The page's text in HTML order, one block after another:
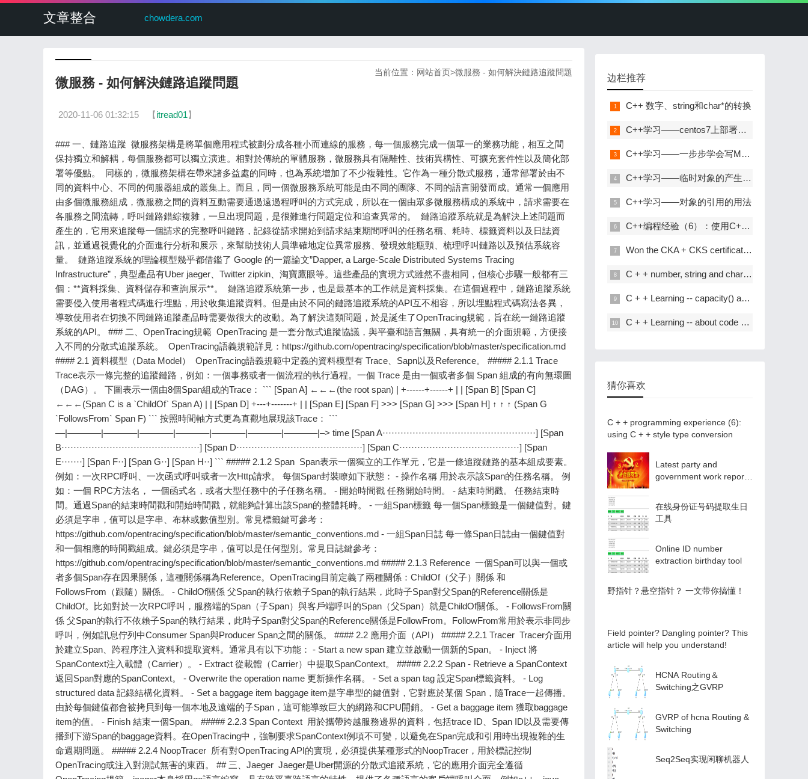
文章整合 chowdera.com
当前位置： 网站首页>微服務 - 如何解決鏈路追蹤問題
微服務 - 如何解決鏈路追蹤問題
2020-11-06 01:32:15 【itread01】
### 一、鏈路追蹤 ​ 微服務架構是將單個應用程式被劃分成各種小而連線的服務，每一個服務完成一個單一的業務功能，相互之間保持獨立和解耦，每個服務都可以獨立演進。相對於傳統的單體服務，微服務具有隔離性、技術異構性、可擴充套件性以及簡化部署等優點。 ​ 同樣的，微服務架構在帶來諸多益處的同時，也為系統增加了不少複雜性。它作為一種分散式服務，通常部署於由不同的資料中心、不同的伺服器組成的叢集上。而且，同一個微服務系統可能是由不同的團隊、不同的語言開發而成。通常一個應用由多個微服務組成，微服務之間的資料互動需要通過遠過程呼叫的方式完成，所以在一個由眾多微服務構成的系統中，請求需要在各服務之間流轉，呼叫鏈路錯綜複雜，一旦出現問題，是很難進行問題定位和追查異常的。 ​ 鏈路追蹤系統就是為解決上述問題而產生的，它用來追蹤每一個請求的完整呼叫鏈路，記錄從請求開始到請求結束期間呼叫的任務名稱、耗時、標籤資料以及日誌資訊，並通過視覺化的介面進行分析和展示，來幫助技術人員準確地定位異常服務、發現效能瓶頸、梳理呼叫鏈路以及預估系統容量。 ​ 鏈路追蹤系統的理論模型幾乎都借鑑了 Google 的一篇論文”Dapper, a Large-Scale Distributed Systems Tracing Infrastructure”，典型產品有Uber jaeger、Twitter zipkin、淘寶鷹眼等。這些產品的實現方式雖然不盡相同，但核心步驟一般都有三個：**資料採集、資料儲存和查詢展示**。 ​ 鏈路追蹤系統第一步，也是最基本的工作就是資料採集。在這個過程中，鏈路追蹤系統需要侵入使用者程式碼進行埋點，用於收集追蹤資料。但是由於不同的鏈路追蹤系統的API互不相容，所以埋點程式碼寫法各異，導致使用者在切換不同鏈路追蹤產品時需要做很大的改動。為了解決這類問題，於是誕生了OpenTracing規範，旨在統一鏈路追蹤系統的API。 ### 二、OpenTracing規範 ​ OpenTracing 是一套分散式追蹤協議，與平臺和語言無關，具有統一的介面規範，方便接入不同的分散式追蹤系統。 ​ OpenTracing語義規範詳見：https://github.com/opentracing/specification/blob/master/specification.md #### 2.1 資料模型（Data Model） ​ OpenTracing語義規範中定義的資料模型有 Trace、Sapn以及Reference。 ##### 2.1.1 Trace ​ Trace表示一條完整的追蹤鏈路，例如：一個事務或者一個流程的執行過程。一個 Trace 是由一個或者多個 Span 組成的有向無環圖（DAG）。 下圖表示一個由8個Span組成的Trace： ``` [Span A] ←←←(the root span) | +------+------+ | | [Span B] [Span C] ←←←(Span C is a `ChildOf` Span A) | | [Span D] +---+-------+ | | [Span E] [Span F] >>> [Span G] >>> [Span H] ↑ ↑ ↑ (Span G `FollowsFrom` Span F) ``` 按照時間軸方式更為直觀地展現該Trace： ``` ––|–––––––|–––––––|–––––––|–––––––|–––––––|–––––––|–––––––|–> time [Span A···················································] [Span B··············································] [Span D··········································] [Span C········································] [Span E·······] [Span F··] [Span G··] [Span H··] ``` ##### 2.1.2 Span ​ Span表示一個獨立的工作單元，它是一條追蹤鏈路的基本組成要素。例如：一次RPC呼叫、一次函式呼叫或者一次Http請求。 每個Span封裝瞭如下狀態： - 操作名稱 用於表示該Span的任務名稱。 例如：一個 RPC方法名， 一個函式名，或者大型任務中的子任務名稱。 - 開始時間戳 任務開始時間。 - 結束時間戳。 任務結束時間。通過Span的結束時間戳和開始時間戳，就能夠計算出該Span的整體耗時。 - 一組Span標籤 每一個Span標籤是一個鍵值對。鍵必須是字串，值可以是字串、布林或數值型別。常見標籤鍵可參考：https://github.com/opentracing/specification/blob/master/semantic_conventions.md - 一組Span日誌 每一條Span日誌由一個鍵值對和一個相應的時間戳組成。鍵必須是字串，值可以是任何型別。常見日誌鍵參考：https://github.com/opentracing/specification/blob/master/semantic_conventions.md ##### 2.1.3 Reference ​ 一個Span可以與一個或者多個Span存在因果關係，這種關係稱為Reference。OpenTracing目前定義了兩種關係：ChildOf（父子）關係 和 FollowsFrom（跟隨）關係。 - ChildOf關係 父Span的執行依賴子Span的執行結果，此時子Span對父Span的Reference關係是ChildOf。比如對於一次RPC呼叫，服務端的Span（子Span）與客戶端呼叫的Span（父Span）就是ChildOf關係。 - FollowsFrom關係 父Span的執行不依賴子Span的執行結果，此時子Span對父Span的Reference關係是FollowFrom。FollowFrom常用於表示非同步呼叫，例如訊息佇列中Consumer Span與Producer Span之間的關係。 #### 2.2 應用介面（API） ##### 2.2.1 Tracer ​ Tracer介面用於建立Span、跨程序注入資料和提取資料。通常具有以下功能： - Start a new span 建立並啟動一個新的Span。 - Inject 將SpanContext注入載體（Carrier）。 - Extract 從載體（Carrier）中提取SpanContext。 ##### 2.2.2 Span - Retrieve a SpanContext 返回Span對應的SpanContext。 - Overwrite the operation name 更新操作名稱。 - Set a span tag 設定Span標籤資料。 - Log structured data 記錄結構化資料。 - Set a baggage item baggage item是字串型的鍵值對，它對應於某個 Span，隨Trace一起傳播。由於每個鍵值都會被拷貝到每一個本地及遠端的子Span，這可能導致巨大的網路和CPU開銷。 - Get a baggage item 獲取baggage item的值。 - Finish 結束一個Span。 ##### 2.2.3 Span Context ​ 用於攜帶跨越服務邊界的資料，包括trace ID、Span ID以及需要傳播到下游Span的baggage資料。在OpenTracing中，強制要求SpanContext例項不可變，以避免在Span完成和引用時出現複雜的生命週期問題。 ##### 2.2.4 NoopTracer ​ 所有對OpenTracing API的實現，必須提供某種形式的NoopTracer，用於標記控制OpenTracing或注入對測試無害的東西。 ## 三、Jaeger ​ Jaeger是Uber開源的分散式追蹤系統，它的應用介面完全遵循OpenTracing規範。jaeger本身採用go語言編寫，具有跨平臺跨語言的特性，提供了各種語言的客戶端呼叫介面，例如c++、java、go、python、ruby、php、nodejs等。專案地址：https://github.com/jaegertracing #### 3.1 Jaeger元件 [外鏈圖片轉存失敗,源站可能有防盜鏈機制,建議將圖片儲存下來直接上傳(img-miLIEWHv-1604561903414)(https://i.loli.net/2020/04/13/bvTxdUkBRuawY1F.png)] - **jaeger-client** jaeger的客戶端程式碼庫，它實現了OpenTracing協議。當我們的應用程式將其裝配後，負責收集資料，併發送到jaeger-agent。**這是我們唯一需要編寫程式碼的地方**。 - **jaeger-agent** 負責接收從jaeger-client發來的Trace/Span資訊，並批量上傳到jaeger-collector。 - **jaeger-collector** 負責接收從jaeger-agent發來的Trace/Span資訊，並經過校驗、索引等處理，然後寫入到後端儲存。 - **data store** 負責資料儲存。Jaeger的資料儲存是一個可插拔的元件，目前支援Cassandra、ElasticSearch和Kafka。 - **jaeger-query & ui** 負責資料查詢，並通過前端介面展示查詢結果。 [外鏈圖片轉存失敗,源站可能有防盜鏈機制,建議將圖片儲存下來直接上傳(img-ogkrm3Hb-1604561903417)(https://i.loli.net/2020/04/13/UMoHYtlX1ydsx5Q.jpg)] #### 3.2 快速入門 ​ Jaeger官方提供了all-in-one映象，方便快速進行測試： ``` # 拉取映象 $docker pull jaegertracing/all-in-one:latest # 執行映象 $docker run -d --name jaeger \ -e COLLECTOR_ZIPKIN_HTTP_PORT=9411 \ -p 5775:5775/udp \ -p 6831:6831/udp \ -p 6832:6832/udp \ -p 5778:5778 \ -p 14268:14268 \ -p 9411:9411 \ -p 16686:16686 \ jaegertracing/all-in-one:latest ``` ​ 通過all-in-one映象啟動，我們發現Jaeger佔據了很多埠。以下是埠使用說明： | 埠 | 協議 | 所屬模組 | 功能 | | ------ | ----- | --------- | ------ | | 5775 | UDP | agent | 接收壓縮格式的Zipkin thrift資料 | | 6831 | UDP | agent | 接收壓縮格式的Jaeger thrift資料 | | 6832 | UDP | agent | 接收二進位制格式的Jaeger thrift資料 | | 5778 | HTTP | agent | 服務配置、取樣策略埠 | | 14268 | HTTP | collector | 接收由客戶端直接傳送的Jaeger thrift資料 | | 9411 | HTTP | collector | 接收Zipkin傳送的json或者thrift資料 | | 16686 | HTTP | query | 瀏覽器展示埠 | ​ 啟動後，我們可以訪問 [http://localhost:16686](http://localhost:16686) ，在瀏覽器中檢視和查詢收集的資料。 ​ 由於通過all-in-one映象方式收集的資料都儲存在docker中，無法持久儲存，所以只能用於開發或者測試環境，無法用於生產環境。生產環境中需要依據實際情況，分別部署各個元件。 ## 四、Jaeger在業務程式碼中的應用 ​ 系統中使用Jaeger非常簡單，只需要在原有程式中插入少量程式碼。以下程式碼模擬了一個查詢使用者賬戶餘額，執行扣款的業務場景： #### 4.1 初始化jaeger函式 ​ 主要是按照實際需要配置有關引數，例如服務名稱、取樣模式、取樣比例等等。 ``` func initJaeger() (tracer opentracing.Tracer, closer io.Closer, err error) { // 構造配置資訊 cfg := &config.Configuration{ // 設定服務名稱 ServiceName: "ServiceAmount", // 設定取樣引數 Sampler: &config.SamplerConfig{ Type: "const", // 全取樣模式 Param: 1, // 開啟狀態 }, } // 生成一條新tracer tracer, closer, err = cfg.NewTracer() if err == nil { // 設定tracer為全域性單例物件 opentracing.SetGlobalTracer(tracer) } return } ``` #### 4.2 檢測使用者餘額函式 ​ 用於檢測使用者餘額，模擬一個子任務Span。 ``` func CheckBalance(request string, ctx context.Context) { // 建立子span span, _ := opentracing.StartSpanFromContext(ctx, "CheckBalance") // 模擬系統進行一系列的操作，耗時1/3秒 time.Sleep(time.Second / 3) // 示例：將需要追蹤的資訊放入tag span.SetTag("request", request) span.SetTag("reply", "CheckBalance reply") // 結束當前span span.Finish() log.Println("CheckBalance is done") } ``` #### 4.3 從使用者賬戶扣款函式 ​ 從使用者賬戶扣款，模擬一個子任務span。 ``` func Reduction(request string, ctx context.Context) { // 建立子span span, _ := opentracing.StartSpanFromContext(ctx, "Reduction") // 模擬系統進行一系列的操作，耗時1/2秒 time.Sleep(time.Second / 2) // 示例：將需要追蹤的資訊放入tag span.SetTag("request", request) span.SetTag("reply", "Reduction reply") // 結束當前span span.Finish() log.Println("Reduction is done") } ``` #### 4.4 主函式 ​ 初始化jaeger環境，生成tracer，建立父span，以及呼叫查詢餘額和扣款兩個子任務span。 ``` package main import ( "context" "fmt" "github.com/opentracing/opentracing-go" "github.com/uber/jaeger-client-go/config" "io" "log" "time" ) func main() { // 初始化jaeger，建立一條新tracer tracer, closer, err := initJaeger() if err != nil { panic(fmt.Sprintf("ERROR: cannot init Jaeger: %v\n", err)) } defer closer.Close() // 建立一個新span，作為父span，開始計費過程 span := tracer.StartSpan("CalculateFee") // 生成父span的context ctx := opentracing.ContextWithSpan(context.Background(), span) // 示例：設定一個span標籤資訊 span.SetTag("db.instance", "customers") // 示例：輸出一條span日誌資訊 span.LogKV("event", "timed out") // 將父span的context作為引數，呼叫檢測使用者餘額函式 CheckBalance("CheckBalance request", ctx) // 將父span的context作為引數，呼叫扣款函式 Reduction("Reduction request", ctx) // 結束父span span.Finish() } ``` ## 五、Jaeger在gRPC微服務中的應用 ​ 我們依然模擬了一個查詢使用者賬戶餘額，執行扣款的業務場景，並把查詢使用者賬戶餘額和執行扣款功能改造為gRPC微服務： #### 5.1 gRPC Server端程式碼 main.go： ​ 程式碼使用了第三方依賴庫github.com/grpc-ecosystem/go-grpc-middleware/tracing/opentracing，該依賴庫將OpenTracing封裝為通用的gRPC中介軟體，並通過gRPC攔截器無縫嵌入gRPC服務中。 ``` package main import ( "fmt" "github.com/grpc-ecosystem/go-grpc-middleware/tracing/opentracing" "github.com/opentracing/opentracing-go" "github.com/uber/jaeger-client-go/config" "google.golang.org/grpc" "google.golang.org/grpc/reflection" "grpc-jaeger-server/account" "io" "log" "net" ) // 初始化jaeger func initJaeger() (tracer opentracing.Tracer, closer io.Closer, err error) { // 構造配置資訊 cfg := &config.Configuration{ // 設定服務名稱 ServiceName: "ServiceAmount", // 設定取樣引數 Sampler: &config.SamplerConfig{ Type: "const", // 全取樣模式 Param: 1, // 開啟全取樣模式 }, } // 生成一條新tracer tracer, closer, err = cfg.NewTracer() if err == nil { // 設定tracer為全域性單例物件 opentracing.SetGlobalTracer(tracer) } return } func main() { // 初始化jaeger，建立一條新tracer tracer, closer, err := initJaeger() if err != nil { panic(fmt.Sprintf("ERROR: cannot init Jaeger: %v\n", err)) } defer closer.Close() log.Println("succeed to init jaeger") // 註冊gRPC account服務 server := grpc.NewServer(grpc.UnaryInterceptor(grpc_opentracing.UnaryServerInterceptor(grpc_opentracing.WithTracer(tracer)))) account.RegisterAccountServer(server, &AccountServer{}) reflection.Register(server) log.Println("succeed to register account service") // 監聽gRPC account服務埠 listener, err := net.Listen("tcp", ":8080") if err != nil { log.Println(err) return } log.Println("starting register account service") // 開啟gRpc account服務 if err := server.Serve(listener); err != nil { log.Println(err) return } } ``` 計費微服務 accountsever.go： ``` package main import ( "github.com/opentracing/opentracing-go" "golang.org/x/net/context" "grpc-jaeger-server/account" "time" ) // 計費服務 type AccountServer struct{} // 檢測使用者餘額微服務，模擬子span任務 func (s *AccountServer) CheckBalance(ctx context.Context, request *account.CheckBalanceRequest) (response *account.CheckBalanceResponse, err error) { response = &account.CheckBalanceResponse{ Reply: "CheckBalance Reply", // 處理結果 } // 建立子span span, _ := opentracing.StartSpanFromContext(ctx, "CheckBalance") // 模擬系統進行一系列的操作，耗時1/3秒 time.Sleep(time.Second / 3) // 將需要追蹤的資訊放入tag span.SetTag("request", request) span.SetTag("reply", response) // 結束當前span span.Finish() return response, err } // 從使用者賬戶扣款微服務，模擬子span任務 func (s *AccountServer) Reduction(ctx context.Context, request *account.ReductionRequest) (response *account.ReductionResponse, err error) { response = &account.ReductionResponse{ Reply: "Reduction Reply", // 處理結果 } // 建立子span span, _ := opentracing.StartSpanFro
边栏推荐
C++ 数字、string和char*的转换
C++学习——centos7上部署C++开发环境
C++学习——一步步学会写Makefile
C++学习——临时对象的产生与优化
C++学习——对象的引用的用法
C++编程经验（6）：使用C++风格的类型转换
Won the CKA + CKS certificate with the highest gold content in kubernetes in 31 days!
C + + number, string and char * conversion
C + + Learning -- capacity() and resize() in C + +
C + + Learning -- about code performance optimization
猜你喜欢
C + + programming experience (6):
using C + + style type conversion
Latest party and
government work report
在线身份证号码提取生日
工具
Online ID number
extraction birthday tool
️野指针？悬空指针？️ 一文带你搞懂！
Field pointer? Dangling pointer? This
article will help you understand!
HCNA Routing＆
Switching之GVRP
GVRP of hcna Routing &
Switching
Seq2Seq实现闲聊机器人